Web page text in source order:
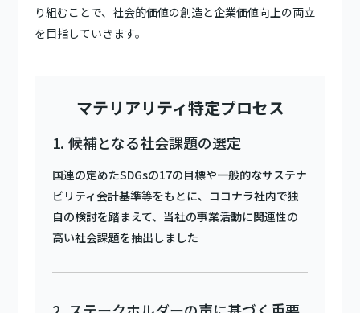
り組むことで、社会的価値の創造と企業価値向上の両立
を目指していきます。
マテリアリティ特定プロセス
候補となる社会課題の選定
国連の定めたSDGsの17の目標や一般的なサステナ
ビリティ会計基準等をもとに、ココナラ社内で独
自の検討を踏まえて、当社の事業活動に関連性の
高い社会課題を抽出しました